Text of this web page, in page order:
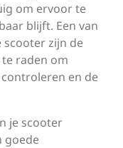
om ervoor te
blijft. Een van
scooter zijn de
raden om
en de
je scooter
goede